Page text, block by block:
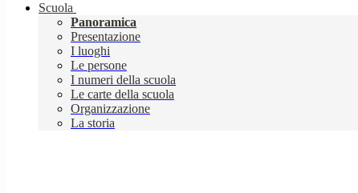
Scuola
Panoramica
Presentazione
I luoghi
Le persone
I numeri della scuola
Le carte della scuola
Organizzazione
La storia